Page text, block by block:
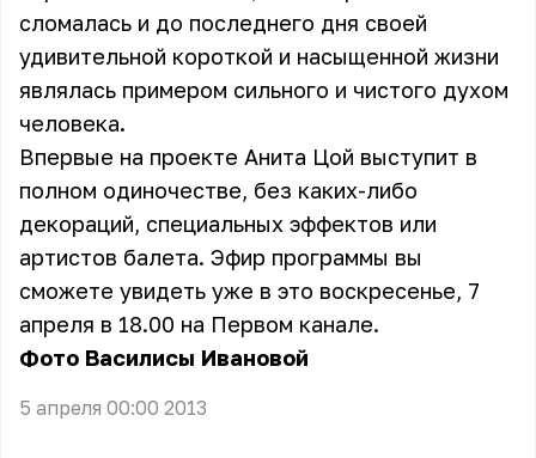
сломалась и до последнего дня своей
удивительной короткой и насыщенной жизни
являлась примером сильного и чистого духом
человека.
Впервые на проекте Анита Цой выступит в
полном одиночестве, без каких-либо
декораций, специальных эффектов или
артистов балета. Эфир программы вы
сможете увидеть уже в это воскресенье, 7
апреля в 18.00 на Первом канале.
Фото Василисы Ивановой
5 апреля 00:00 2013